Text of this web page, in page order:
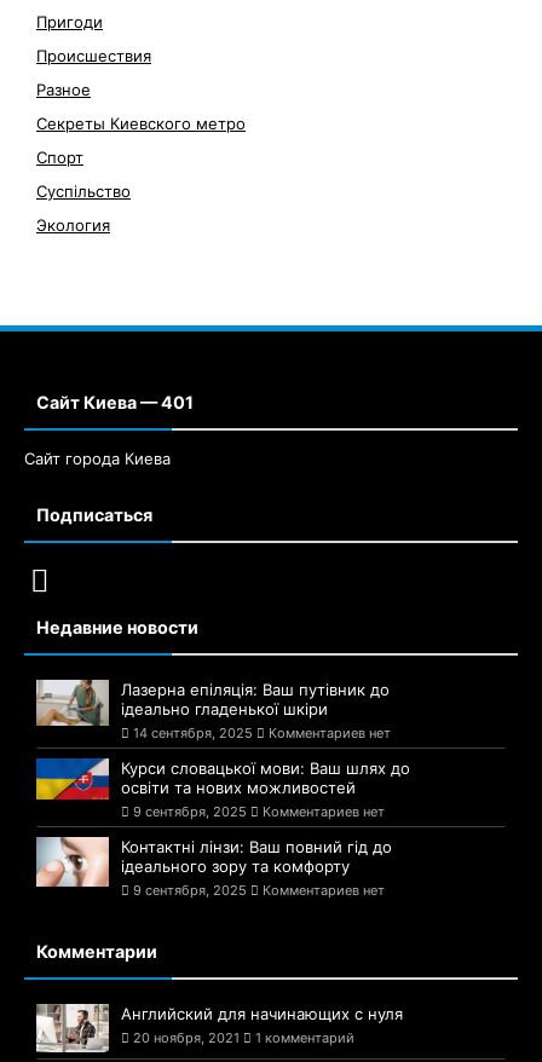
Пригоди
Происшествия
Разное
Секреты Киевского метро
Спорт
Суспільство
Экология
Сайт Киева — 401
Сайт города Киева
Подписаться
Недавние новости
Лазерна епіляція: Ваш путівник до
ідеально гладенької шкіри
14 сентября, 2025 Комментариев нет
Курси словацької мови: Ваш шлях до
освіти та нових можливостей
9 сентября, 2025 Комментариев нет
Контактні лінзи: Ваш повний гід до
ідеального зору та комфорту
9 сентября, 2025 Комментариев нет
Комментарии
Английский для начинающих с нуля
20 ноября, 2021 1 комментарий